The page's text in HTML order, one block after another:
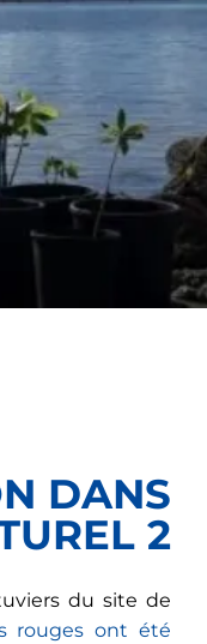
DANS
2
du site de
rouges ont été